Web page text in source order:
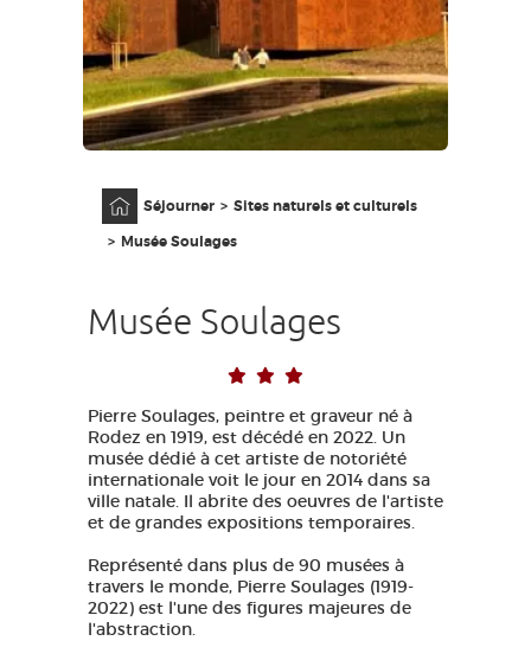
MA SÉLECTION
FR
Séjourner
Sites naturels et culturels
Musée Soulages
Musée Soulages
Pierre Soulages, peintre et graveur né à
Rodez en 1919, est décédé en 2022. Un
musée dédié à cet artiste de notoriété
internationale voit le jour en 2014 dans sa
ville natale. Il abrite des oeuvres de l'artiste
et de grandes expositions temporaires.
Représenté dans plus de 90 musées à
travers le monde, Pierre Soulages (1919-
2022) est l'une des figures majeures de
l'abstraction.